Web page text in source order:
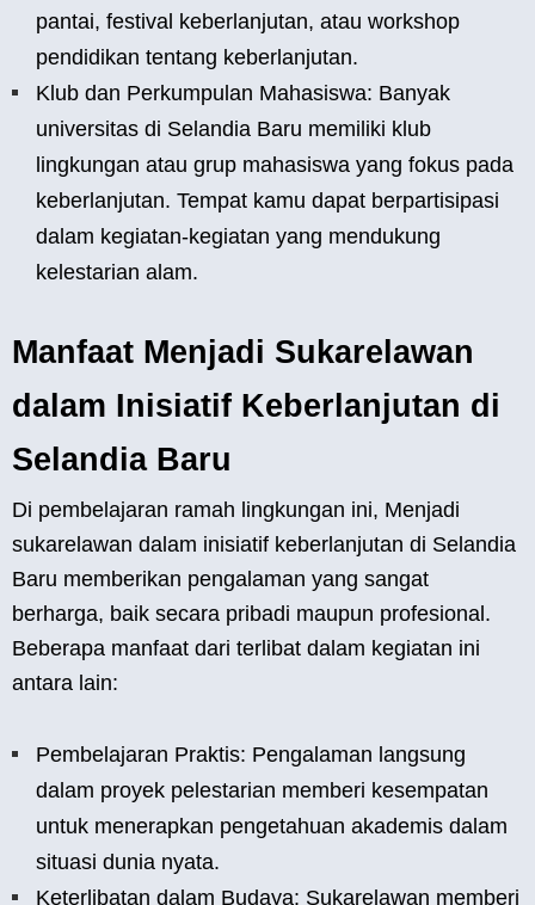
pantai, festival keberlanjutan, atau workshop
pendidikan tentang keberlanjutan.
Klub dan Perkumpulan Mahasiswa: Banyak
universitas di Selandia Baru memiliki klub
lingkungan atau grup mahasiswa yang fokus pada
keberlanjutan. Tempat kamu dapat berpartisipasi
dalam kegiatan-kegiatan yang mendukung
kelestarian alam.
Manfaat Menjadi Sukarelawan
dalam Inisiatif Keberlanjutan di
Selandia Baru
Di pembelajaran ramah lingkungan ini, Menjadi
sukarelawan dalam inisiatif keberlanjutan di Selandia
Baru memberikan pengalaman yang sangat
berharga, baik secara pribadi maupun profesional.
Beberapa manfaat dari terlibat dalam kegiatan ini
antara lain:
Pembelajaran Praktis: Pengalaman langsung
dalam proyek pelestarian memberi kesempatan
untuk menerapkan pengetahuan akademis dalam
situasi dunia nyata.
Keterlibatan dalam Budaya: Sukarelawan memberi